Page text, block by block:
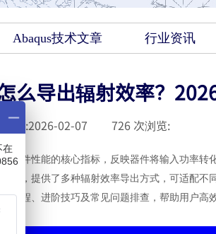
Abaqus技术文章 行业资讯
么导出辐射效率？
时间 :2026-02-07 726 次浏览:
器件性能的核心指标，反映器件将输入功率转
具，提供了多种辐射效率导出方式，可适配
流程、进阶技巧及常见问题排查，帮助用户高
在